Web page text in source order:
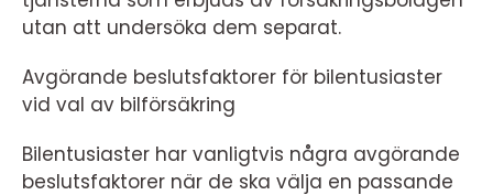
utan att undersöka dem separat.
Avgörande beslutsfaktorer för bilentusiaster
vid val av bilförsäkring
Bilentusiaster har vanligtvis några avgörande
beslutsfaktorer när de ska välja en passande